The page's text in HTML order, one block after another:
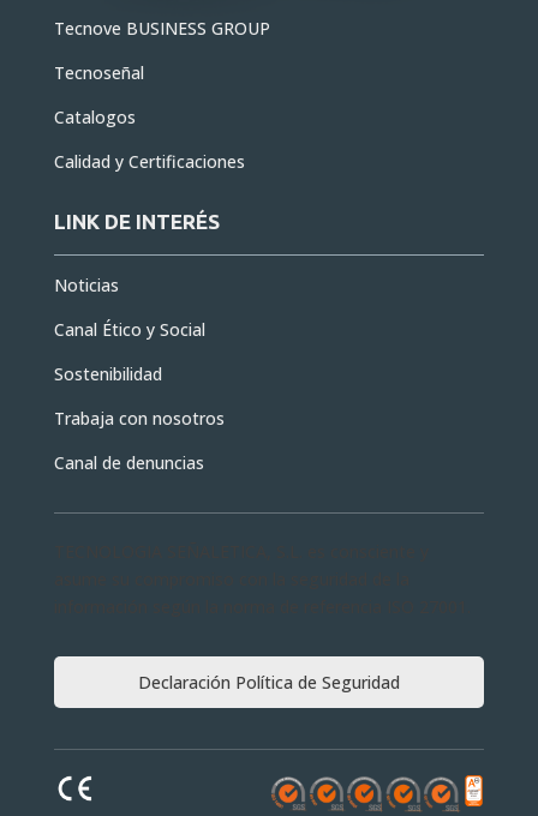
Tecnove BUSINESS GROUP
Tecnoseñal
Catalogos
Calidad y Certificaciones
LINK DE INTERÉS
Noticias
Canal Ético y Social
Sostenibilidad
Trabaja con nosotros
Canal de denuncias
Declaración Política de Seguridad